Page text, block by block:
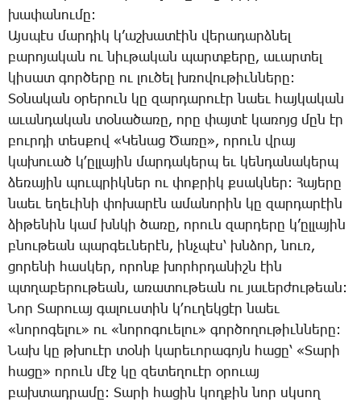
խա­փա­նու­մը:
Այս­պէս մար­դիկ կ­’աշ­խա­տէին վե­րա­դարձ­նել
բա­րո­յա­կան ու նիւ­թա­կան պարտ­քե­րը, ա­ւար­տել
կի­սատ գոր­ծե­րը ու լու­ծել խռո­վու­թիւն­նե­րը:
­Տօ­նա­կան օ­րե­րուն կը զար­դա­րո­ւէր նաեւ հայ­կա­կան
ա­ւան­դա­կան տօ­նա­ծա­ռը, ո­րը փայ­տէ կա­ռոյց մըն էր
բուր­դի տես­քով «­Կե­նաց ­Ծա­ռը», ո­րուն վրայ
կա­խո­ւած կ­՚ըլ­լա­յին մար­դա­կերպ եւ կեն­դա­նա­կերպ
ձե­ռա­յին պուպ­րիկ­ներ ու փոք­րիկ քսակ­ներ: ­Հա­յե­րը
նաեւ ե­ղե­ւի­նի փո­խա­րէն ա­մա­նո­րին կը զար­դա­րէին
ձի­թե­նին կամ խնկի ծա­ռը, ո­րուն զար­դե­րը կ­’ըլ­լա­յին
բնու­թեան պար­գեւ­նե­րէն, ինչ­պէս՝ խնձոր, նուռ,
ցո­րե­նի հաս­կեր, ո­րոնք խորհր­դա­նիշն էին
պտղա­բե­րու­թեան, ա­ռա­տու­թեան ու յա­ւեր­ժու­թեան:
­Նոր ­Տա­րո­ւայ գա­լուս­տին կ­՚ու­ղեկ­ցէր նաեւ
«նո­րո­գե­լու» ու «նո­րո­գո­ւե­լու» գոր­ծո­ղու­թիւն­նե­րը:
­Նախ կը թխո­ւէր տօ­նի կա­րե­ւո­րա­գոյն հա­ցը՝ «­Տա­րի
հա­ցը» ո­րուն մէջ կը զե­տե­ղո­ւէր օ­րո­ւայ
բախ­տադ­րա­մը: ­Տա­րի հա­ցին կող­քին նոր սկսող